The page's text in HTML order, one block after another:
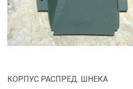
КОРПУС РАСПРЕД. ШНЕКА